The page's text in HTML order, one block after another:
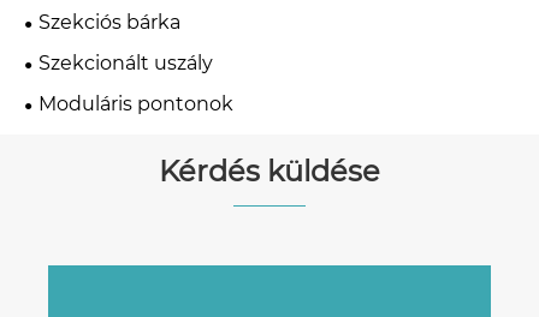
Szekciós bárka
Szekcionált uszály
Moduláris pontonok
Kérdés küldése